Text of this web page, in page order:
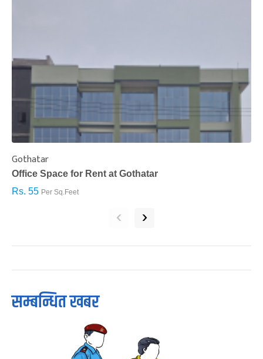
Gothatar
Office Space for Rent at Gothatar
Rs. 55 Per Sq.Feet
‹ ›
सम्बन्धित खबर